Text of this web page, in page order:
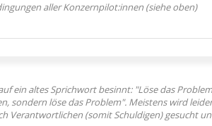
aller Konzernpilot:innen (siehe oben)
ein altes Sprichwort besinnt: "Löse das
sondern löse das Problem". Meistens wird
Verantwortlichen (somit Schuldigen) gesucht